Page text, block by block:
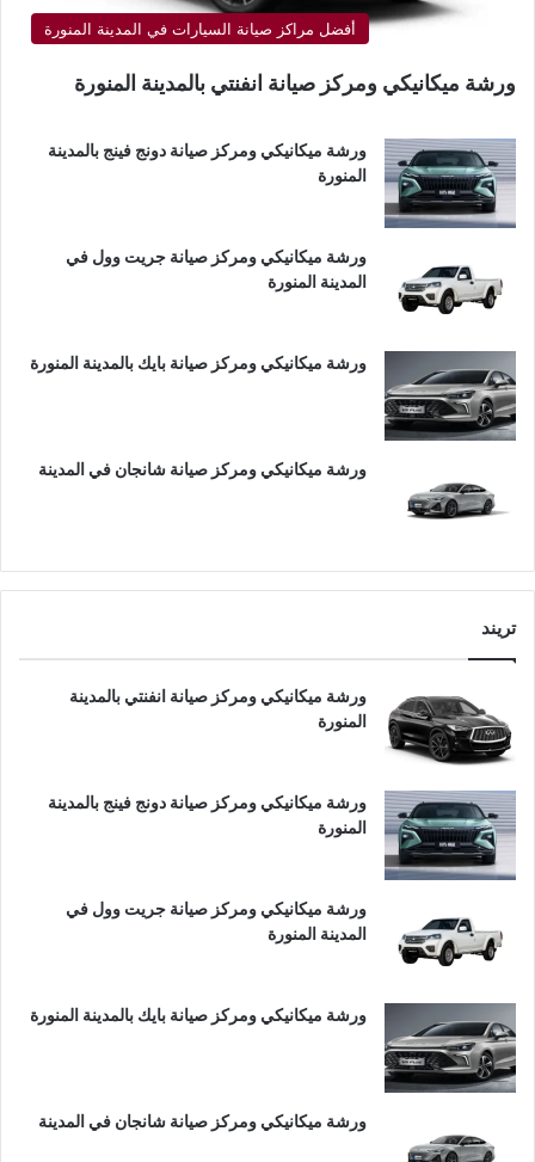
أفضل مراكز صيانة السيارات في المدينة المنورة
ورشة ميكانيكي ومركز صيانة انفنتي بالمدينة المنورة
ورشة ميكانيكي ومركز صيانة دونج فينج بالمدينة
المنورة
ورشة ميكانيكي ومركز صيانة جريت وول في
المدينة المنورة
ورشة ميكانيكي ومركز صيانة بايك بالمدينة المنورة
ورشة ميكانيكي ومركز صيانة شانجان في المدينة
تريند
ورشة ميكانيكي ومركز صيانة انفنتي بالمدينة
المنورة
ورشة ميكانيكي ومركز صيانة دونج فينج بالمدينة
المنورة
ورشة ميكانيكي ومركز صيانة جريت وول في
المدينة المنورة
ورشة ميكانيكي ومركز صيانة بايك بالمدينة المنورة
ورشة ميكانيكي ومركز صيانة شانجان في المدينة